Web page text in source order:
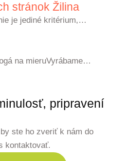
stránok Žilina
je jediné kritérium,…
na mieruVyrábame…
pripravení
ste ho zveriť k nám do
kontaktovať.